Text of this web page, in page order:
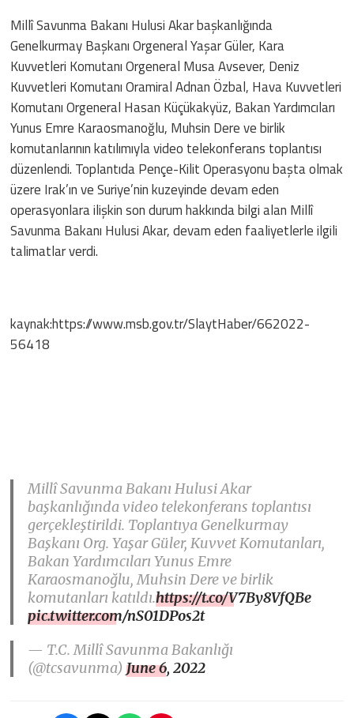
Millî Savunma Bakanı Hulusi Akar başkanlığında
Genelkurmay Başkanı Orgeneral Yaşar Güler, Kara
Kuvvetleri Komutanı Orgeneral Musa Avsever, Deniz
Kuvvetleri Komutanı Oramiral Adnan Özbal, Hava Kuvvetleri
Komutanı Orgeneral Hasan Küçükakyüz, Bakan Yardımcıları
Yunus Emre Karaosmanoğlu, Muhsin Dere ve birlik
komutanlarının katılımıyla video telekonferans toplantısı
düzenlendi. Toplantıda Pençe-Kilit Operasyonu başta olmak
üzere Irak’ın ve Suriye’nin kuzeyinde devam eden
operasyonlara ilişkin son durum hakkında bilgi alan Millî
Savunma Bakanı Hulusi Akar, devam eden faaliyetlerle ilgili
talimatlar verdi.
kaynak:https://www.msb.gov.tr/SlaytHaber/662022-
56418
Millî Savunma Bakanı Hulusi Akar
başkanlığında video telekonferans toplantısı
gerçekleştirildi. Toplantıya Genelkurmay
Başkanı Org. Yaşar Güler, Kuvvet Komutanları,
Bakan Yardımcıları Yunus Emre
Karaosmanoğlu, Muhsin Dere ve birlik
komutanları katıldı.https://t.co/V7By8VfQBe
pic.twitter.com/nS01DPos2t
— T.C. Millî Savunma Bakanlığı
(@tcsavunma)June 6, 2022